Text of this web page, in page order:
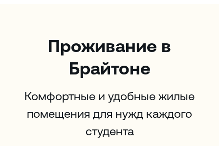
Проживание в
Брайтоне
Комфортные и удобные жилые
помещения для нужд каждого
студента